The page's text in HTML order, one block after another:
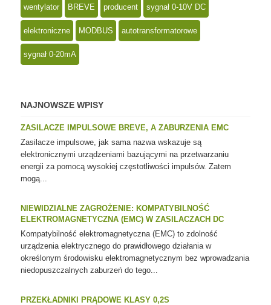
wentylator BREVE producent sygnał 0-10V DC
elektroniczne MODBUS autotransformatorowe
sygnał 0-20mA
NAJNOWSZE WPISY
ZASILACZE IMPULSOWE BREVE, A ZABURZENIA EMC
Zasilacze impulsowe, jak sama nazwa wskazuje są
elektronicznymi urządzeniami bazującymi na przetwarzaniu
energii za pomocą wysokiej częstotliwości impulsów. Zatem
mogą...
NIEWIDZIALNE ZAGROŻENIE: KOMPATYBILNOŚĆ
ELEKTROMAGNETYCZNA (EMC) W ZASILACZACH DC
Kompatybilność elektromagnetyczna (EMC) to zdolność
urządzenia elektrycznego do prawidłowego działania w
określonym środowisku elektromagnetycznym bez wprowadzania
niedopuszczalnych zaburzeń do tego...
PRZEKŁADNIKI PRĄDOWE KLASY 0,2S